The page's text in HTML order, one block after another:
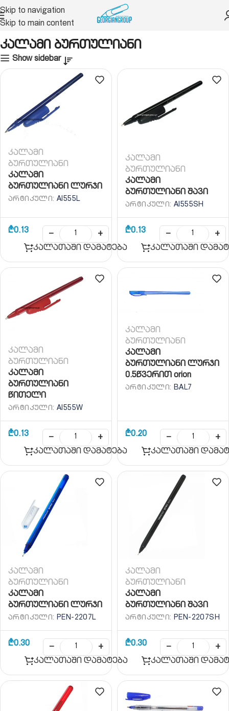
Skip to navigation
Skip to main content
საშუალებები
კალამი ბურთულიანი
Show sidebar
კალამი
ბურთულიანი
კალამი
ბურთულიანი ლურჯი
ᲐᲠᲢᲘᲙᲣᲚᲘ: AI555L
₾0.13 −
+
კალათაში დამატება
კალამი
ბურთულიანი
კალამი
ბურთულიანი შავი
ᲐᲠᲢᲘᲙᲣᲚᲘ: AI555SH
₾0.13 −
+
კალათაში
კალამი
ბურთულიანი
კალამი
ბურთულიანი
წითელი
ᲐᲠᲢᲘᲙᲣᲚᲘ: AI555W
₾0.13 −
+
კალათაში დამატება
კალამი
ბურთულიანი
კალამი
ბურთულიანი ლურჯი
0.5წვერით orion
ᲐᲠᲢᲘᲙᲣᲚᲘ: BAL7
₾0.20 −
+
კალათაში
კალამი
ბურთულიანი
კალამი
ბურთულიანი ლურჯი
ᲐᲠᲢᲘᲙᲣᲚᲘ: PEN-2207L
₾0.30 −
+
კალათაში დამატება
კალამი
ბურთულიანი
კალამი
ბურთულიანი შავი
ᲐᲠᲢᲘᲙᲣᲚᲘ: PEN-2207SH
₾0.30 −
+
კალათაში